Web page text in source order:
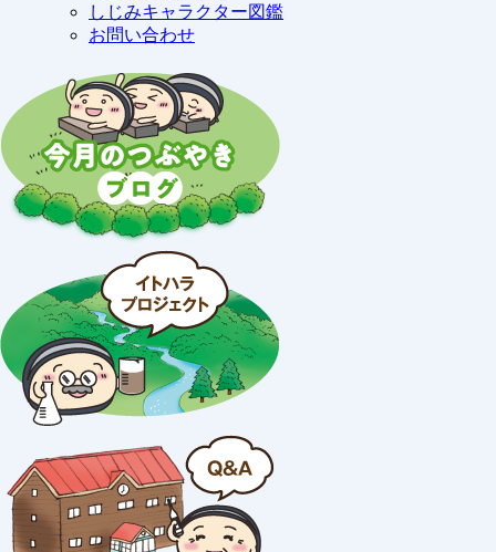
しじみキャラクター図鑑
お問い合わせ